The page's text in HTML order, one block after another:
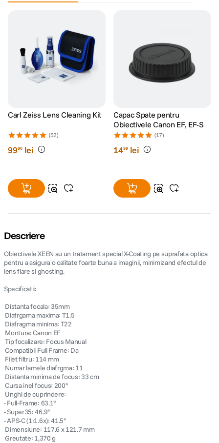
Carl Zeiss Lens Cleaning Kit
(52)
9990 lei
Capac Spate pentru
Obiectivele Canon EF, EF-S
(17)
1499 lei
Descriere
Obiectivele XEEN au un tratament special X-Coating pe suprafata optica
pentru a asigura o calitate foarte buna a imaginii, minimizand efectul de
lens flare si ghosting.
Specificatii:
 Distanta focala: 35mm
 Diafrgama maxima: T1.5
 Diafragma minima: T22
 Montura: Canon EF
 Tip focalizare: Focus Manual
 Compatibil Full Frame: Da
 Filet filtru: 114 mm
 Numar lamele diafrgma: 11
 Distanta minima de focus: 33 cm
 Cursa inel focus: 200°
 Unghi de cuprindere:
- Full-Frame: 63.1°
- Super35: 46.9°
- APS-C (1:1.6x): 41.5°
 Dimensiune: 117.6 x 121.7 mm
 Greutate: 1,370 g